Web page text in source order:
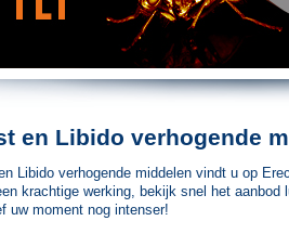
en Libido verhogende
Libido verhogende middelen vindt u op
krachtige werking, bekijk snel het aanbod
uw moment nog intenser!